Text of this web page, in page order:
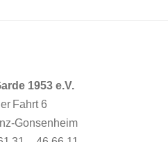
1953 e.V.
Fahrt 6
Gonsenheim